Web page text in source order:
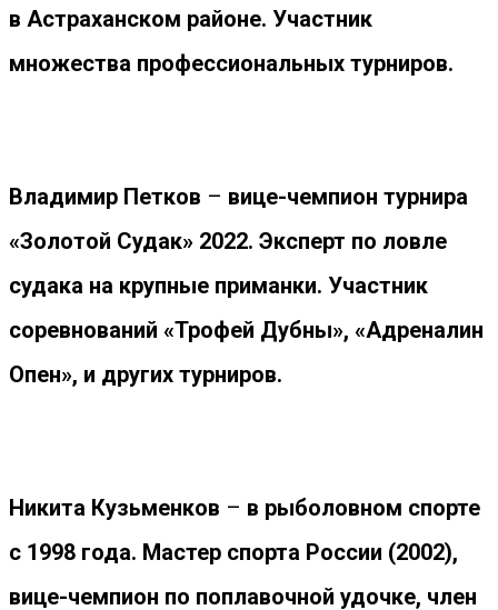
в Астраханском районе. Участник
множества профессиональных турниров.
Владимир Петков – вице-чемпион турнира
«Золотой Судак» 2022. Эксперт по ловле
судака на крупные приманки. Участник
соревнований «Трофей Дубны», «Адреналин
Опен», и других турниров.
Никита Кузьменков – в рыболовном спорте
с 1998 года. Мастер спорта России (2002),
вице-чемпион по поплавочной удочке, член